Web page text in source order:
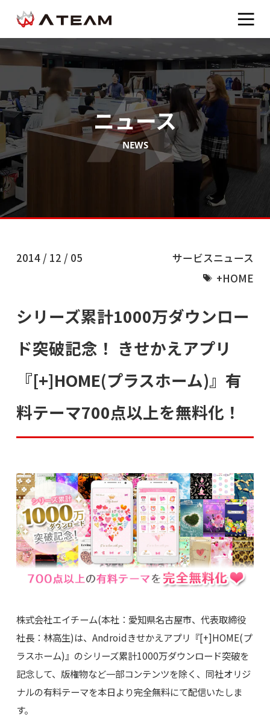
ニュース
NEWS
2014 / 12 / 05
サービスニュース
+HOME
シリーズ累計1000万ダウンロー
ド突破記念！ きせかえアプリ
『[+]HOME(プラスホーム)』有
料テーマ700点以上を無料化！
株式会社エイチーム(本社：愛知県名古屋市、代表取締役
社長：林高生)は、Androidきせかえアプリ『[+]HOME(プ
ラスホーム)』のシリーズ累計1000万ダウンロード突破を
記念して、版権物など一部コンテンツを除く、同社オリジ
ナルの有料テーマを本日より完全無料にて配信いたしま
す。